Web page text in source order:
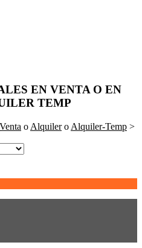
EN VENTA O EN
TEMP
Venta o Alquilero Alquiler-Temp >